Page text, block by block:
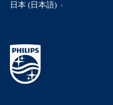
日本 (日本語)